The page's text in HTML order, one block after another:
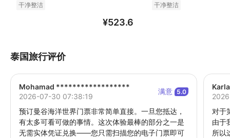
干净整洁
¥523.6
干净整洁
泰国旅行评价
Mohamad ******************
2026-07-30 07:38:19
满意 5.0
预订曼谷海洋世界门票非常简单直接。一旦您抵达，
有太多可看可做的事情。这次体验最棒的部分之一是
无需实体凭证兑换——您只需扫描您的电子门票即可
对于
由于
所以